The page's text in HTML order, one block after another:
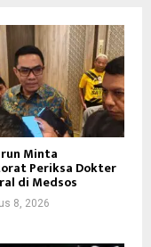
Minta
Periksa Dokter
di Medsos
8, 2026